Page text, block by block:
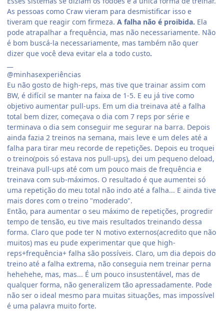
As pessoas como Craw vieram para desmistificar isso e
tiveram que reagir com firmeza. A falha não é proibida. Ela
pode atrapalhar a frequência, mas não necessariamente. Não
é bom buscá-la necessariamente, mas também não quer
dizer que você deva evitar ela a todo custo.
@minhasexperiências
Eu não gosto de high-reps, mas tive que trainar assim com
BW, é difícil se manter na faixa de 1-5. E eu já tive como
objetivo aumentar pull-ups. Em um dia treinava até a falha
total bem dizer, começava o dia com 7 reps por série e
terminava o dia sem conseguir me segurar na barra. Depois
ainda fazia 2 treinos na semana, mais leve e um deles até a
falha para tirar meu recorde de repetições. Depois eu troquei
o treino(pois só estava nos pull-ups), dei um pequeno deload,
treinava pull-ups até com um pouco mais de frequência e
treinava com sub-máximos. O resultado é que aumentei só
uma repetição do meu total não indo até a falha... E ainda tive
mais dores com o treino "moderado".
Então, para aumentar o seu máximo de repetições, progredir
tempo de tensão, eu tive mais resultados treinando dessa
forma. Claro que pode ter N motivo externos(acredito que não
muitos) mas eu pude experimentar que que high-
reps+frequência+ falha são possíveis. Claro, um dia depois do
treino até a falha extrema, não conseguia nem treinar perna
hehehehe, mas, mas... É um pouco insustentável, mas de
qualquer forma, não generalizem tão apressadamente. Pode
não ser o ideal mesmo para muitas situações, mas impossível
é uma palavra muito forte.